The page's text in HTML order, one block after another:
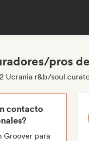
pros
Ucrania r&b/soul
contacto
Groover para